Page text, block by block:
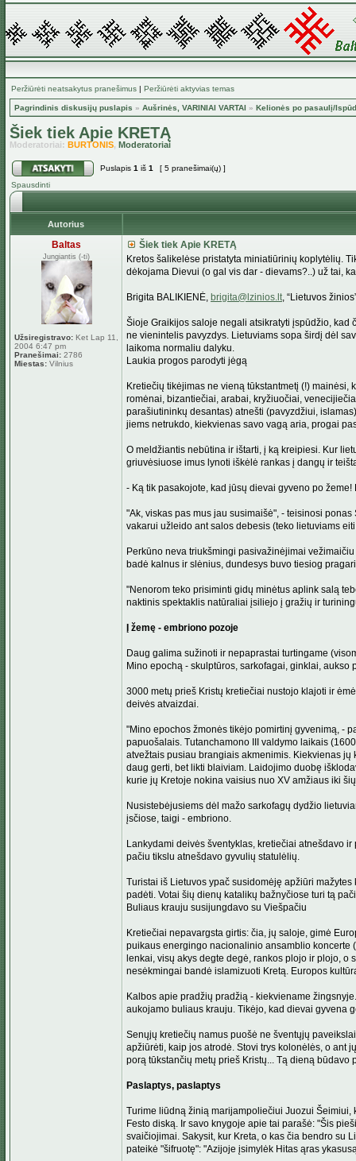
Peržiūrėti neatsakytus pranešimus | Peržiūrėti aktyvias temas
Pagrindinis diskusijų puslapis » Aušrinės, VARINIAI VARTAI » Kelionės po pasaulį/
Šiek tiek Apie KRETĄ
Moderatoriai: BURTONIS, Moderatoriai
Puslapis 1 iš 1
[ 5 pranešimai(ų) ]
Spausdinti
Autorius
Baltas
Jungiantis (-ti)
Užsiregistravo: Ket Lap 11,
2004 6:47 pm
Pranešimai: 2786
Miestas: Vilnius
Šiek tiek Apie KRETĄ
Kretos šalikelėse pristatyta miniatiūrinių koplytėlių.
dėkojama Dievui (o gal vis dar - dievams?..) už tai,
Brigita BALIKIENĖ, brigita@lzinios.lt, “Lietuvos
Šioje Graikijos saloje negali atsikratyti įspūdžio, kad
ne vienintelis pavyzdys. Lietuviams sopa širdį dėl
laikoma normaliu dalyku.
Laukia progos parodyti jėgą
Kretiečių tikėjimas ne vieną tūkstantmetį (!)
romėnai, bizantiečiai, arabai, kryžiuočiai,
parašiutininkų desantas) atnešti (pavyzdžiui,
jiems netrukdo, kiekvienas savo vagą aria, progai
O meldžiantis nebūtina ir ištarti, į ką kreipiesi. Kur
griuvėsiuose imus lynoti iškėlė rankas į dangų ir
- Ką tik pasakojote, kad jūsų dievai gyveno po
"Ak, viskas pas mus jau susimaišė", - teisinosi
vakarui užleido ant salos debesis (teko lietuviams
Perkūno neva triukšmingi pasivažinėjimai
badė kalnus ir slėnius, dundesys buvo tiesiog
"Nenorom teko prisiminti gidų minėtus aplink salą
naktinis spektaklis natūraliai įsiliejo į gražių ir
Į žemę - embriono pozoje
Daug galima sužinoti ir nepaprastai turtingame
Mino epochą - skulptūros, sarkofagai, ginklai, aukso
3000 metų prieš Kristų kretiečiai nustojo klajoti ir
deivės atvaizdai.
"Mino epochos žmonės tikėjo pomirtinį gyvenimą, -
papuošalais. Tutanchamono III valdymo laikais
atvežtais pusiau brangiais akmenimis. Kiekvienas
daug gerti, bet likti blaiviam. Laidojimo duobę
kurie jų Kretoje nokina vaisius nuo XV amžiaus iki
Nusistebėjusiems dėl mažo sarkofagų dydžio
įsčiose, taigi - embriono.
Lankydami deivės šventyklas, kretiečiai atnešdavo
pačiu tikslu atnešdavo gyvulių statulėlių.
Turistai iš Lietuvos ypač susidomėję apžiūri
padėti. Votai šių dienų katalikų bažnyčiose turi tą
Buliaus krauju susijungdavo su Viešpačiu
Kretiečiai nepavargsta girtis: čia, jų saloje, gimė
puikaus energingo nacionalinio ansamblio koncerte
lenkai, visų akys degte degė, rankos plojo ir plojo,
nesėkmingai bandė islamizuoti Kretą. Europos
Kalbos apie pradžių pradžią - kiekviename
aukojamo buliaus krauju. Tikėjo, kad dievai gyvena
Senųjų kretiečių namus puošė ne šventųjų
apžiūrėti, kaip jos atrodė. Stovi trys kolonėlės, o ant
porą tūkstančių metų prieš Kristų... Tą dieną
Paslaptys, paslaptys
Turime liūdną žinią marijampoliečiui Juozui
Festo diską. Ir savo knygoje apie tai parašė: "Šis
svaičiojimai. Sakysit, kur Kreta, o kas čia bendro su
pateikė "šifruotę": "Azijoje įsimylėk Hitas ąras